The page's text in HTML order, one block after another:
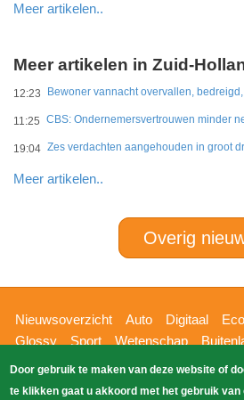
Meer artikelen..
Meer artikelen in Zuid-
12:23
11:25
19:04 Zes verdachten aangehouden in groot
Meer artikelen..
Overig
Hoofdnavigatie
Nieuwsoverzicht Auto Digitaal
Glossy
Sport Wetenschap
Bizzpress
Blik op 112 Provincies
Zoeken
Copyright Blik Op
Door gebruik te maken van deze website of
te klikken gaat u akkoord met het gebruik